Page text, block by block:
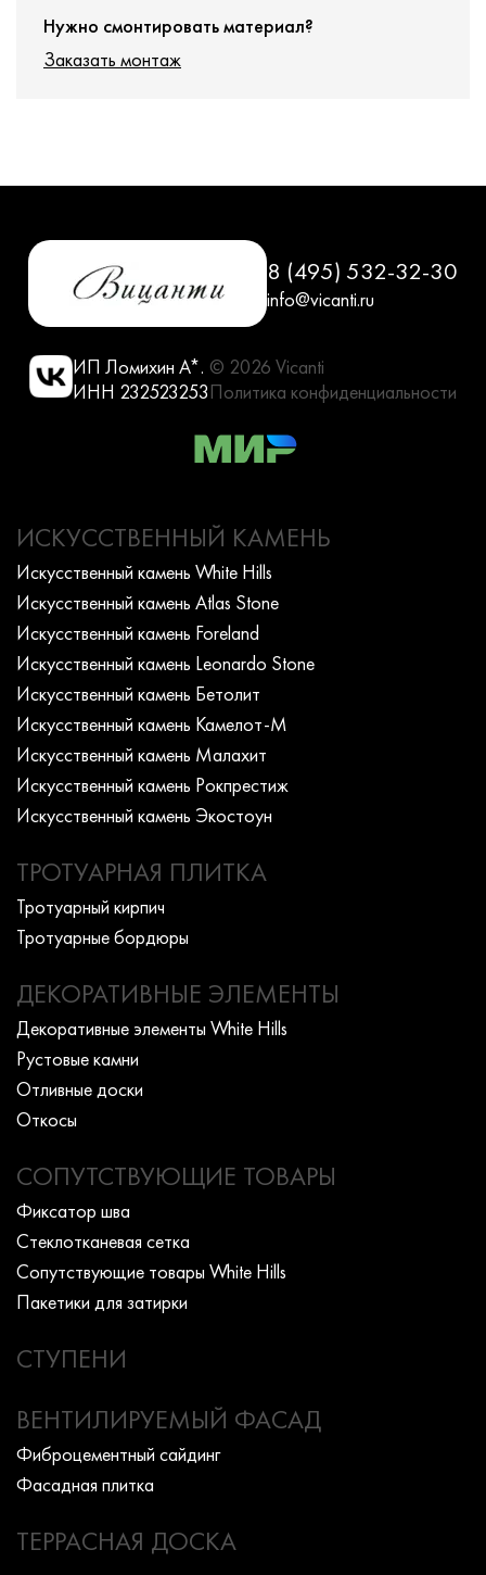
Нужно смонтировать материал?
Заказать монтаж
8 (495) 532-32-30
info@vicanti.ru
ИП Ломихин А*.
ИНН 232523253
© 2026 Vicanti
Политика конфиденциальности
ИСКУССТВЕННЫЙ КАМЕНЬ
Искусcтвенный камень White Hills
Искусcтвенный камень Atlas Stone
Искусcтвенный камень Foreland
Искусcтвенный камень Leonardo Stone
Искусcтвенный камень Бетолит
Искусcтвенный камень Камелот-М
Искусcтвенный камень Малахит
Искусcтвенный камень Рокпрестиж
Искусcтвенный камень Экостоун
ТРОТУАРНАЯ ПЛИТКА
Тротуарный кирпич
Тротуарные бордюры
ДЕКОРАТИВНЫЕ ЭЛЕМЕНТЫ
Декоративные элементы White Hills
Рустовые камни
Отливные доски
Откосы
СОПУТСТВУЮЩИЕ ТОВАРЫ
Фиксатор шва
Стеклотканевая сетка
Сопутствующие товары White Hills
Пакетики для затирки
СТУПЕНИ
ВЕНТИЛИРУЕМЫЙ ФАСАД
Фиброцементный сайдинг
Фасадная плитка
ТЕРРАСНАЯ ДОСКА